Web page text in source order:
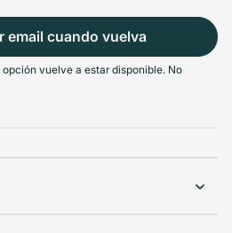
Variante agotada o no disponible
like new. Backed by a 1-year warranty.
email cuando vuelva
vuelve a estar disponible. No